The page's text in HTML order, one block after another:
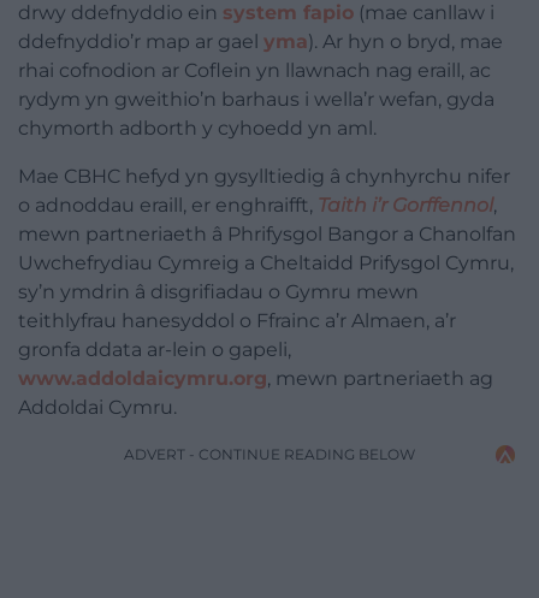
drwy ddefnyddio ein system fapio (mae canllaw i
ddefnyddio’r map ar gael yma). Ar hyn o bryd, mae
rhai cofnodion ar Coflein yn llawnach nag eraill, ac
rydym yn gweithio’n barhaus i wella’r wefan, gyda
chymorth adborth y cyhoedd yn aml.
Mae CBHC hefyd yn gysylltiedig â chynhyrchu nifer
o adnoddau eraill, er enghraifft, Taith i’r Gorffennol,
mewn partneriaeth â Phrifysgol Bangor a Chanolfan
Uwchefrydiau Cymreig a Cheltaidd Prifysgol Cymru,
sy’n ymdrin â disgrifiadau o Gymru mewn
teithlyfrau hanesyddol o Ffrainc a’r Almaen, a’r
gronfa ddata ar-lein o gapeli,
www.addoldaicymru.org, mewn partneriaeth ag
Addoldai Cymru.
ADVERT - CONTINUE READING BELOW